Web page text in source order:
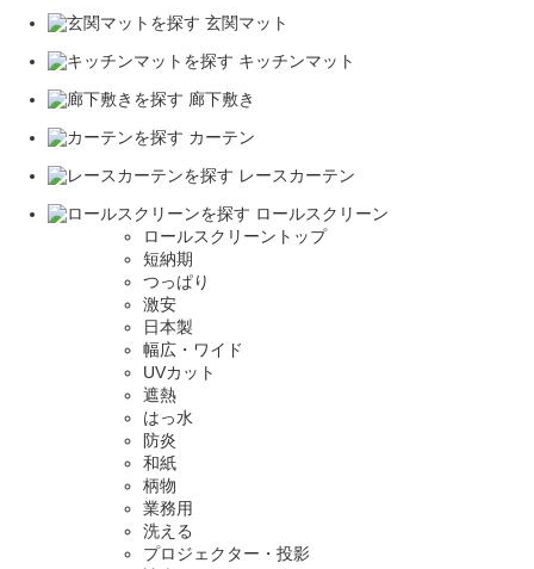
玄関マット
キッチンマット
廊下敷き
カーテン
レースカーテン
ロールスクリーン
ロールスクリーントップ
短納期
つっぱり
激安
日本製
幅広・ワイド
UVカット
遮熱
はっ水
防炎
和紙
柄物
業務用
洗える
プロジェクター・投影